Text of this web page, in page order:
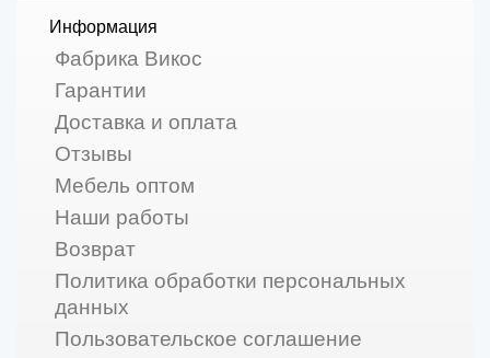
Информация
Фабрика Викос
Гарантии
Доставка и оплата
Отзывы
Мебель оптом
Наши работы
Возврат
Политика обработки персональных
данных
Пользовательское соглашение